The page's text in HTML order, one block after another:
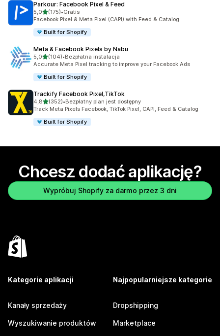
Parkour: Facebook Pixel & Feed
5,0na 5 gwiazdek
(175)
Łączna liczba recenzji: 175
•Gratis
Facebook Pixel & Meta Pixel (CAPI) with Feed & Catalog
Built for Shopify
Meta & Facebook Pixels by Nabu
5,0na 5 gwiazdek
(104)
Łączna liczba recenzji: 104
•Bezpłatna instalacja
Accurate Meta Pixel tracking to improve your Facebook Ads
Built for Shopify
Trackify Facebook Pixel,TikTok
4,8na 5 gwiazdek
(352)
Łączna liczba recenzji: 352
•Bezpłatny plan jest dostępny
Track Meta Pixels Facebook, TikTok Pixel, CAPI, Feed & Catalog
Built for Shopify
Chcesz dodać aplikację?
Wypróbuj Shopify za darmo przez 3 dni
Kategorie aplikacji
Kanały sprzedaży
Wyszukiwanie produktów
Najpopularniejsze kategorie
Dropshipping
Marketplace